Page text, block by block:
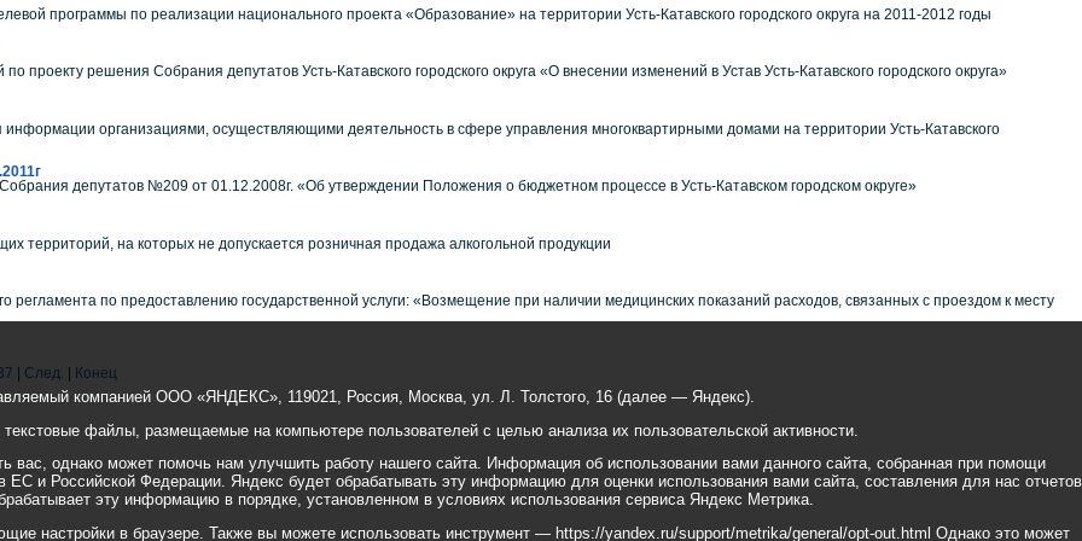
программы по реализации национального проекта «Образование» на территории Усть-Катавского городского округа на 2011-2012 годы
проекту решения Собрания депутатов Усть-Катавского городского округа «О внесении изменений в Устав Усть-Катавского городского округа»
организациями, осуществляющими деятельность в сфере управления многоквартирными домами на территории Усть-Катавского
депутатов №209 от 01.12.2008г. «Об утверждении Положения о бюджетном процессе в Усть-Катавском городском округе»
территорий, на которых не допускается розничная продажа алкогольной продукции
регламента по предоставлению государственной услуги: «Возмещение при наличии медицинских показаний расходов, связанных с проездом к месту
След. Конец
компанией ООО «ЯНДЕКС», 119021, Россия, Москва, ул. Л. Толстого, 16 (далее — Яндекс).
файлы, размещаемые на компьютере пользователей с целью анализа их пользовательской активности.
однако может помочь нам улучшить работу нашего сайта. Информация об использовании вами данного сайта, собранная при помощи
и Российской Федерации. Яндекс будет обрабатывать эту информацию для оценки использования вами сайта, составления для нас
эту информацию в порядке, установленном в условиях использования сервиса Яндекс Метрика.
настройки в браузере. Также вы можете использовать инструмент — https://yandex.ru/support/metrika/general/opt-out.html Однако это может